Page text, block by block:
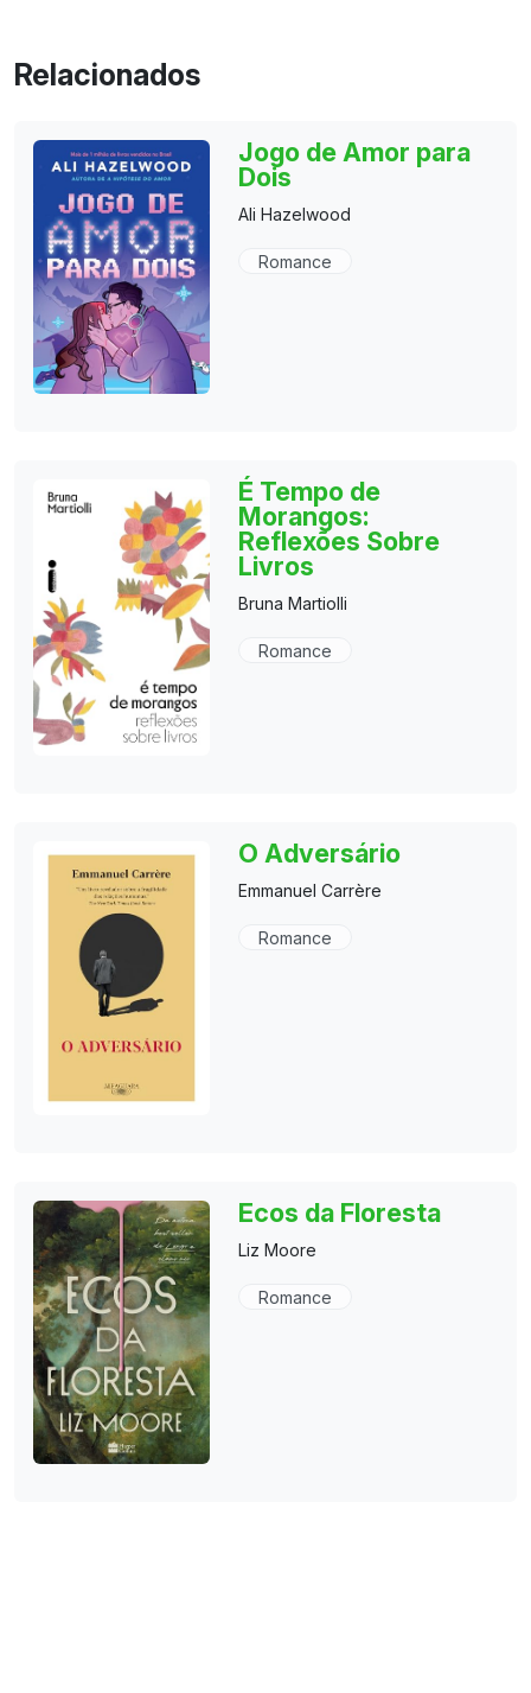
Relacionados
Jogo de Amor para
Dois
Ali Hazelwood
Romance
É Tempo de
Morangos:
Reflexões Sobre
Livros
Bruna Martiolli
Romance
O Adversário
Emmanuel Carrère
Romance
Ecos da Floresta
Liz Moore
Romance